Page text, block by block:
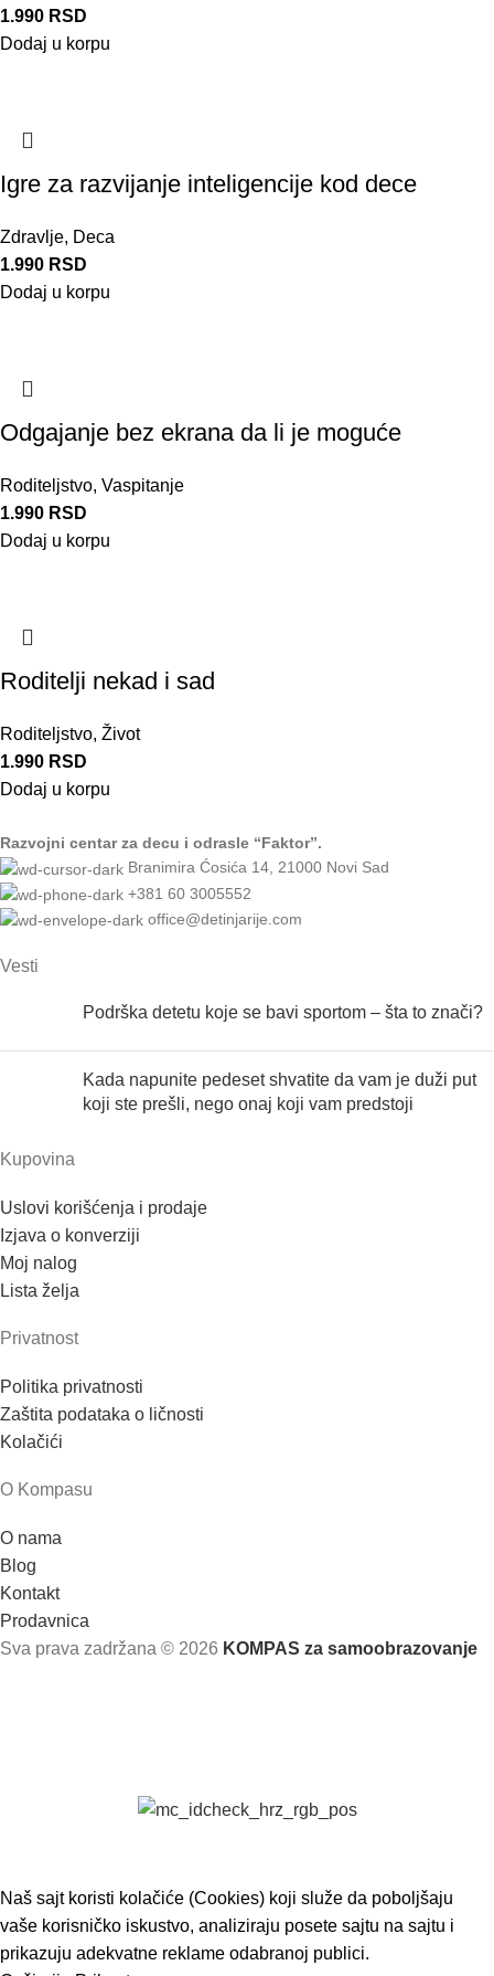
1.990 RSD
Dodaj u korpu
Igre za razvijanje inteligencije kod dece
Zdravlje, Deca
1.990 RSD
Dodaj u korpu
Odgajanje bez ekrana da li je moguće
Roditeljstvo, Vaspitanje
1.990 RSD
Dodaj u korpu
Roditelji nekad i sad
Roditeljstvo, Život
1.990 RSD
Dodaj u korpu
Razvojni centar za decu i odrasle “Faktor”.
Branimira Ćosića 14, 21000 Novi Sad
+381 60 3005552
office@detinjarije.com
Vesti
Podrška detetu koje se bavi sportom – šta to znači?
Kada napunite pedeset shvatite da vam je duži put
koji ste prešli, nego onaj koji vam predstoji
Kupovina
Uslovi korišćenja i prodaje
Izjava o konverziji
Moj nalog
Lista želja
Privatnost
Politika privatnosti
Zaštita podataka o ličnosti
Kolačići
O Kompasu
O nama
Blog
Kontakt
Prodavnica
Sva prava zadržana © 2026 KOMPAS za samoobrazovanje
Naš sajt koristi kolačiće (Cookies) koji služe da poboljšaju
vaše korisničko iskustvo, analiziraju posete sajtu na sajtu i
prikazuju adekvatne reklame odabranoj publici.